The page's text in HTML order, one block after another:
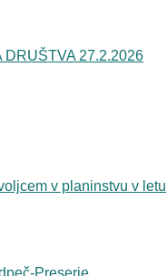
27.2.2026
v planinstvu v letu